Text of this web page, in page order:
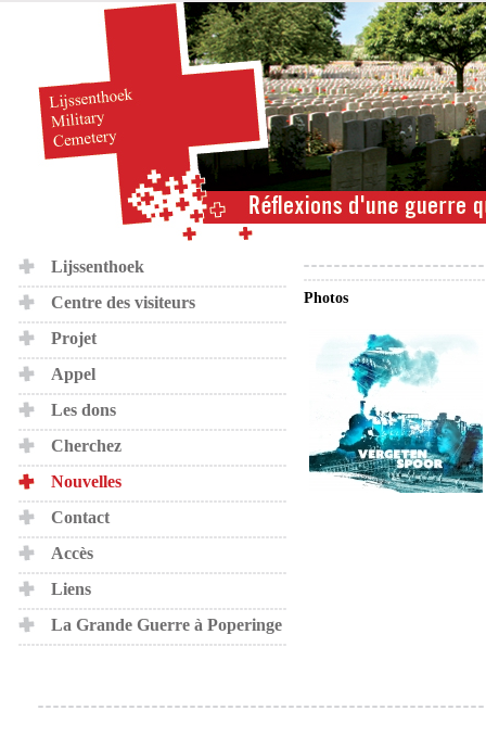
Lijssenthoek
Centre des visiteurs
Projet
Appel
Les dons
Cherchez
Nouvelles
Contact
Accès
Liens
La Grande Guerre à Poperinge
Photos